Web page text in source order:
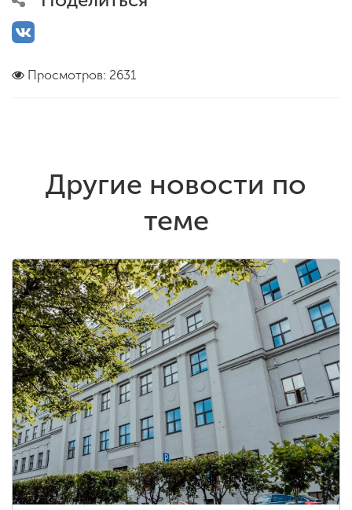
Просмотров: 2631
Другие новости по
теме